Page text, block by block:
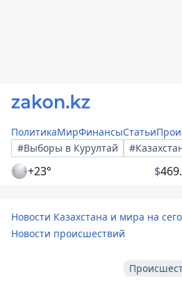
ПолитикаМирФинансыСтатьи
#Выборы в Курултай
+23° $
Новости Казахстана и мира на
Новости происшествий